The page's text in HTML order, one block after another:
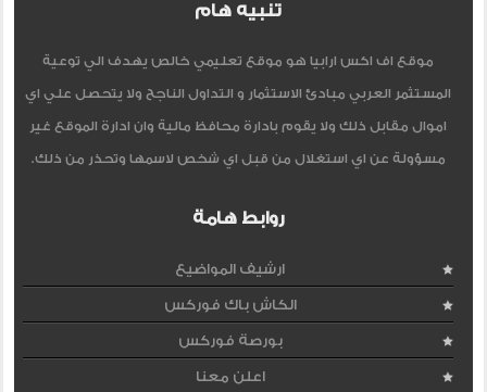
تنبيه هام
موقع اف اكس ارابيا هو موقع تعليمي خالص يهدف الي توعية
المستثمر العربي مبادئ الاستثمار و التداول الناجح ولا يتحصل علي اي
اموال مقابل ذلك ولا يقوم بادارة محافظ مالية وان ادارة الموقع غير
مسؤولة عن اي استغلال من قبل اي شخص لاسمها وتحذر من ذلك.
روابط هامة
ارشيف المواضيع
الكاش باك فوركس
بورصة فوركس
اعلن معنا